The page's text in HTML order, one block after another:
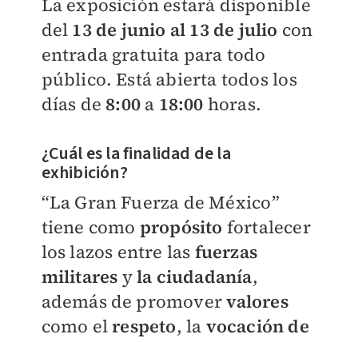
del 13 de junio al 13 de julio con
entrada gratuita para todo
público. Está abierta todos los
días de 8:00 a 18:00 horas.
¿Cuál es la finalidad de la
exhibición?
“La Gran Fuerza de México”
tiene como propósito fortalecer
los lazos entre las fuerzas
militares yla ciudadanía,
además de promovervalores
como elrespeto, la vocación de